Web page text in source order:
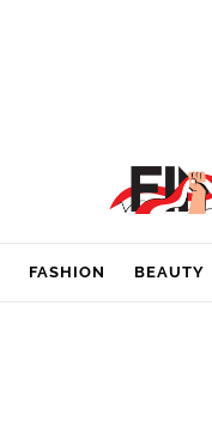
FASHION BEAUTY